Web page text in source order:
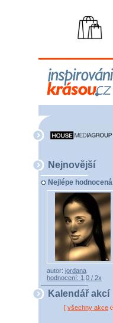
Nejnovější
Nejlépe hodnocená
autor: jordana
hodnocení: 1,0 / 2x
Kalendář akcí
[ všechny akce